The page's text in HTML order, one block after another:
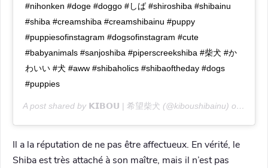
#nihonken #doge #doggo #しば #shiroshiba #shibainu
#shiba #creamshiba #creamshibainu #puppy
#puppiesofinstagram #dogsofinstagram #cute
#babyanimals #sanjoshiba #piperscreekshiba #柴犬 #か
わいい #犬 #aww #shibaholics #shibaoftheday #dogs
#puppies
A post shared by 𝗞𝗜𝗕𝗢𝗨 | 希望柴犬 (@kiboushibainu) on
Il a la réputation de ne pas être affectueux. En vérité, le
Shiba est très attaché à son maître, mais il n’est pas